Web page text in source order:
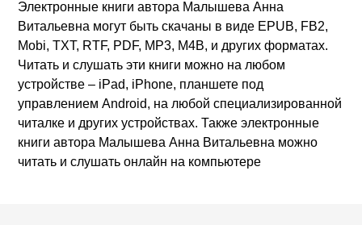
Электронные книги автора Малышева Анна
Витальевна могут быть скачаны в виде EPUB, FB2,
Mobi, TXT, RTF, PDF, MP3, M4B, и других форматах.
Читать и слушать эти книги можно на любом
устройстве – iPad, iPhone, планшете под
управлением Android, на любой специализированной
читалке и других устройствах. Также электронные
книги автора Малышева Анна Витальевна можно
читать и слушать онлайн на компьютере